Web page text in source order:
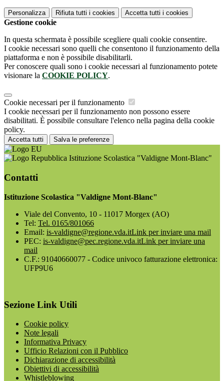
Personalizza Rifiuta tutti i cookies Accetta tutti i cookies
Gestione cookie
In questa schermata è possibile scegliere quali cookie consentire.
I cookie necessari sono quelli che consentono il funzionamento della
piattaforma e non è possibile disabilitarli.
Per conoscere quali sono i cookie necessari al funzionamento potete
visionare la COOKIE POLICY.
Cookie necessari per il funzionamento
I cookie necessari per il funzionamento non possono essere
disabilitati. È possibile consultare l'elenco nella pagina della cookie
policy.
Accetta tutti Salva le preferenze
Istituzione Scolastica "Valdigne Mont-Blanc"
Contatti
Istituzione Scolastica "Valdigne Mont-Blanc"
Viale del Convento, 10 - 11017 Morgex (AO)
Tel: Tel. 0165/801066
Email: is-valdigne@regione.vda.itLink per inviare una mail
PEC: is-valdigne@pec.regione.vda.itLink per inviare una
mail
C.F.: 91040660077 - Codice univoco fatturazione elettronica:
UFP9U6
Sezione Link Utili
Cookie policy
Note legali
Informativa Privacy
Ufficio Relazioni con il Pubblico
Dichiarazione di accessibilità
Obiettivi di accessibilità
Whistleblowing